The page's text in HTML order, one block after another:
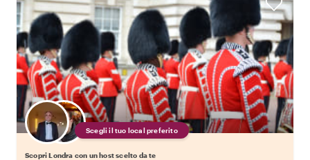
Scegli il tuo local preferito
Scopri Londra con un host scelto da te